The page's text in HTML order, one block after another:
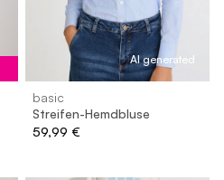
AI generated
basic
Streifen-Hemdbluse
59,99 €